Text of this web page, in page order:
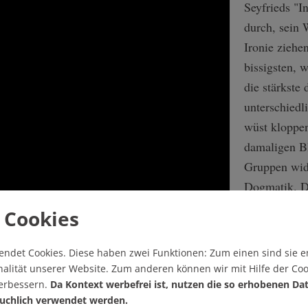
Seyfrieds
durch, sein
Ironie
bissigsten,
die stärkste
wüst
damaligen
Gruppen
Dogmatik.
genug
durch die
dem
Gesamtausgabe seiner Werke. Eine Weile sei er bei der
Cookies. Diese haben zwei Funktionen: Zum einen sind sie
unserer Website. Zum anderen können wir mit Hilfe der
Da Kontext werbefrei ist, nutzen die so erhobenen
verwendet werden.